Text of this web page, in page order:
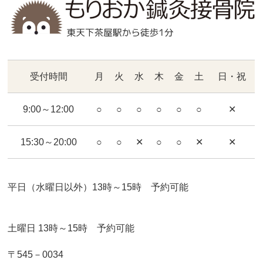
受付時間 月 火 水 木 金 土 日・祝
9:00～12:00 ○ ○ ○ ○ ○ ○ ✕
15:30～20:00 ○ ○ ✕ ○ ○ ✕ ✕
平日（水曜日以外）13時～15時 予約可能
土曜日 13時～15時 予約可能
〒545－0034